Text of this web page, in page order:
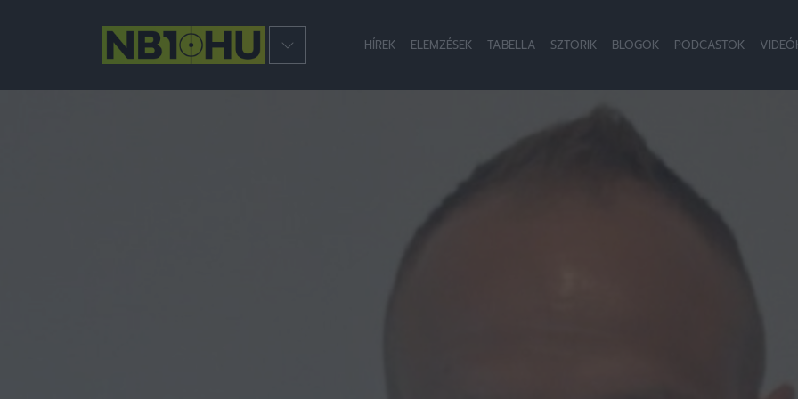
HÍREK ELEMZÉSEK TABELLA SZTORIK BLOGOK PODCASTOK